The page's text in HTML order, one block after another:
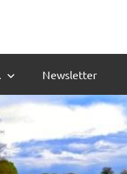
Newsletter